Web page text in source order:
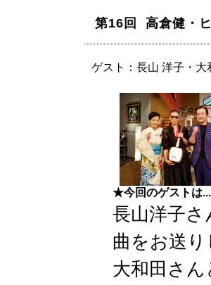
第16回 高倉健・
ゲスト：長山 洋子・
★今回のゲストは
長山洋子
曲をお送り
大和田さ